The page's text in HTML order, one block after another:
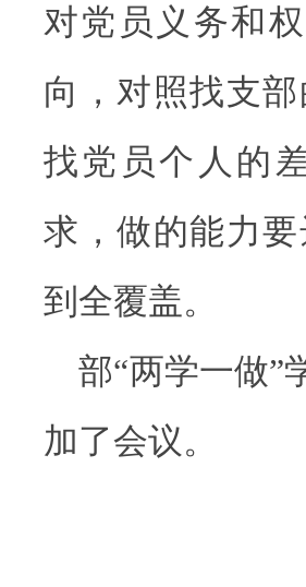
对党员义务和
向，对照找支
找党员个人的
求，做的能力
到全覆盖。
部“两学一做”
加了会议。